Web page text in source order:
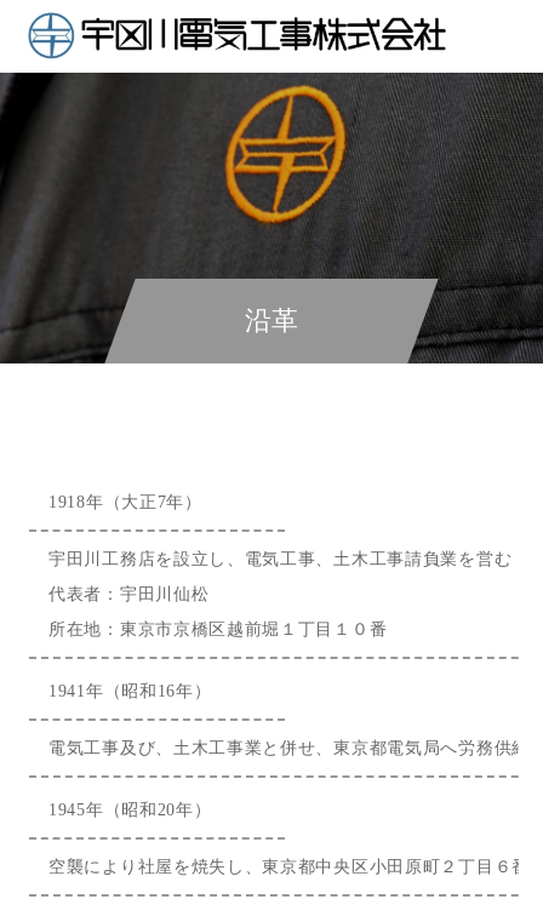
沿革
1918年（大正7年）
宇田川工務店を設立し、電気工事、土木工事請負業を営む
代表者：宇田川仙松
所在地：東京市京橋区越前堀１丁目１０番
1941年（昭和16年）
電気工事及び、土木工事業と併せ、東京都電気局へ労務供給
1945年（昭和20年）
空襲により社屋を焼失し、東京都中央区小田原町２丁目６番